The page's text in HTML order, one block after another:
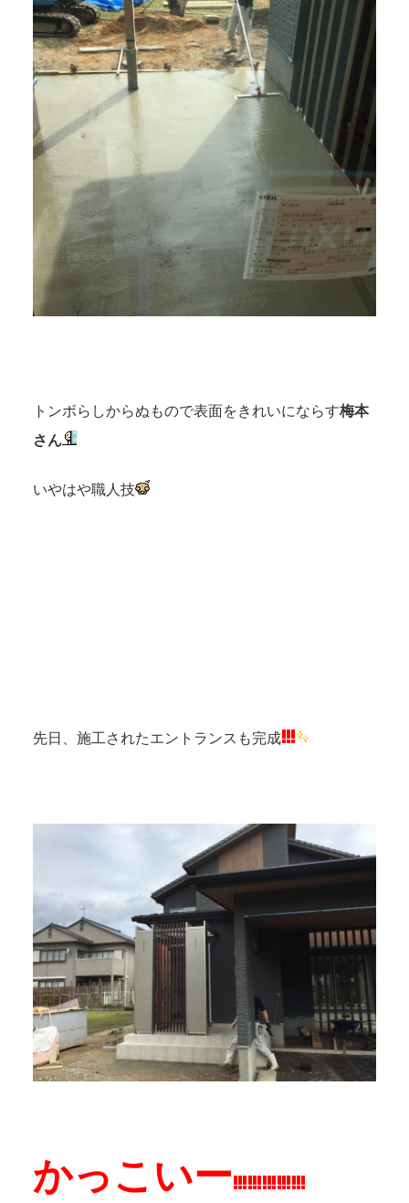
トンボらしからぬもので表面をきれいにならす梅本
さん
いやはや職人技
先日、施工されたエントランスも完成
かっこいー